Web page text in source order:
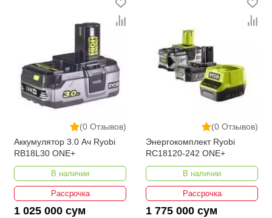
(0 Отзывов)
Аккумулятор 3.0 Ач Ryobi
RB18L30 ONE+
В наличии
Рассрочка
1 025 000 сум
(0 Отзывов)
Энергокомплект Ryobi
RC18120-242 ONE+
В наличии
Рассрочка
1 775 000 сум